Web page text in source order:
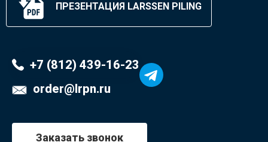
ПРЕЗЕНТАЦИЯ LARSSEN PILING
+7 (812) 439-16-23
order@lrpn.ru
Заказать звонок